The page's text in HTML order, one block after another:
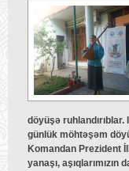
döyüşə
günlük möhtəşəm
Komandan Prezident
yanaşı, aşıqlarımızın